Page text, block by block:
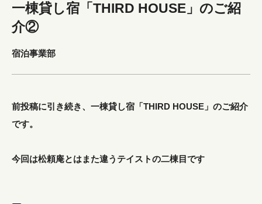
一棟貸し宿「THIRD HOUSE」のご紹
介②
宿泊事業部
前投稿に引き続き、一棟貸し宿「THIRD HOUSE」のご紹介
です。
今回は松頼庵とはまた違うテイストの二棟目です